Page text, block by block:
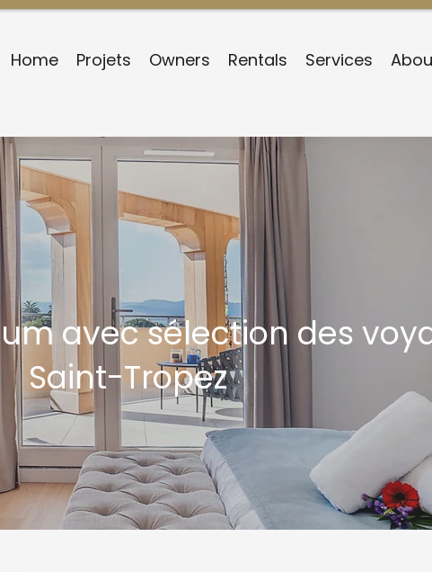
Home Projets Owners Rentals Services
avec sélection des
Saint-Tropez